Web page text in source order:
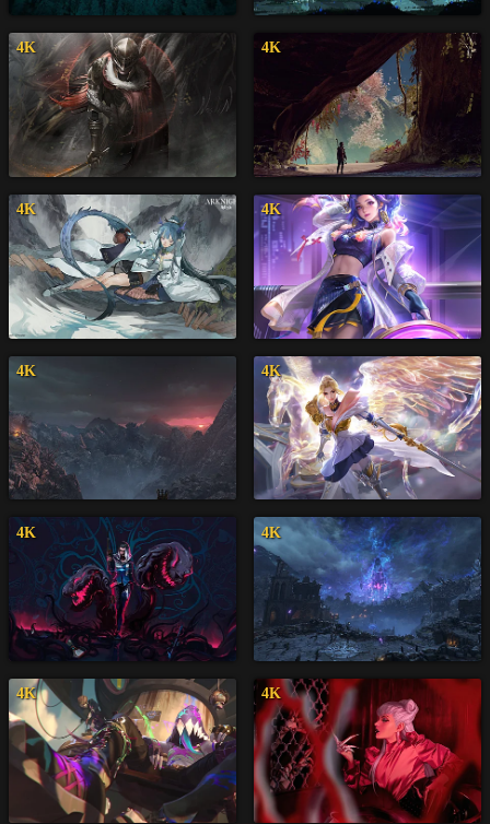
4K 4K
4K 4K
4K 4K
4K 4K
4K 4K